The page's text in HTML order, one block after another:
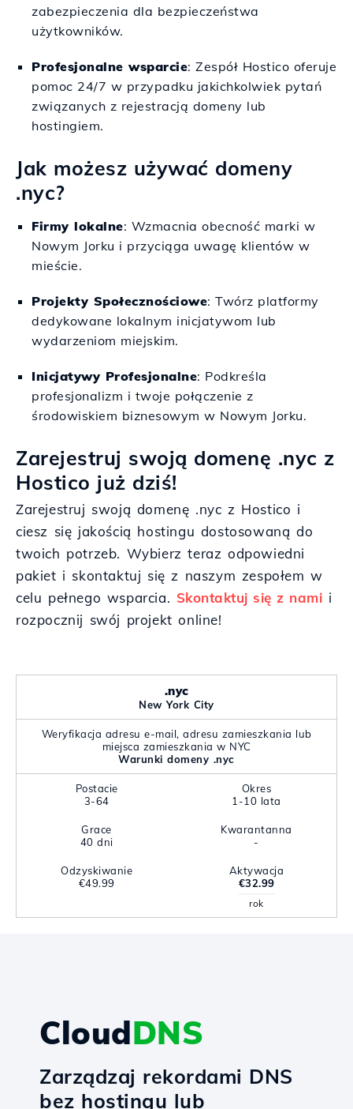
zabezpieczenia dla bezpieczeństwa
użytkowników.
Profesjonalne wsparcie: Zespół Hostico oferuje
pomoc 24/7 w przypadku jakichkolwiek pytań
związanych z rejestracją domeny lub
hostingiem.
Jak możesz używać domeny
.nyc?
Firmy lokalne: Wzmacnia obecność marki w
Nowym Jorku i przyciąga uwagę klientów w
mieście.
Projekty Społecznościowe: Twórz platformy
dedykowane lokalnym inicjatywom lub
wydarzeniom miejskim.
Inicjatywy Profesjonalne: Podkreśla
profesjonalizm i twoje połączenie z
środowiskiem biznesowym w Nowym Jorku.
Zarejestruj swoją domenę .nyc z
Hostico już dziś!
Zarejestruj swoją domenę .nyc z Hostico i
ciesz się jakością hostingu dostosowaną do
twoich potrzeb. Wybierz teraz odpowiedni
pakiet i skontaktuj się z naszym zespołem w
celu pełnego wsparcia. Skontaktuj się z nami i
rozpocznij swój projekt online!
.nyc
New York City
Weryfikacja adresu e-mail, adresu zamieszkania lub
miejsca zamieszkania w NYC
Warunki domeny .nyc
Postacie
3-64
Okres
1-10 lata
Grace
40 dni
Kwarantanna
-
Odzyskiwanie
€49.99
Aktywacja
€32.99
rok
CloudDNS
Zarządzaj rekordami DNS
bez hostingu lub